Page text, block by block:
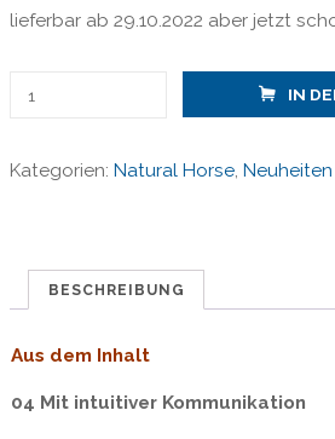
lieferbar ab 29.10.2022 aber jetzt
/
IN
Kategorien: Natural Horse, Neuheiten
BESCHREIBUNG
Aus dem Inhalt
04 Mit intuitiver Kommunikation